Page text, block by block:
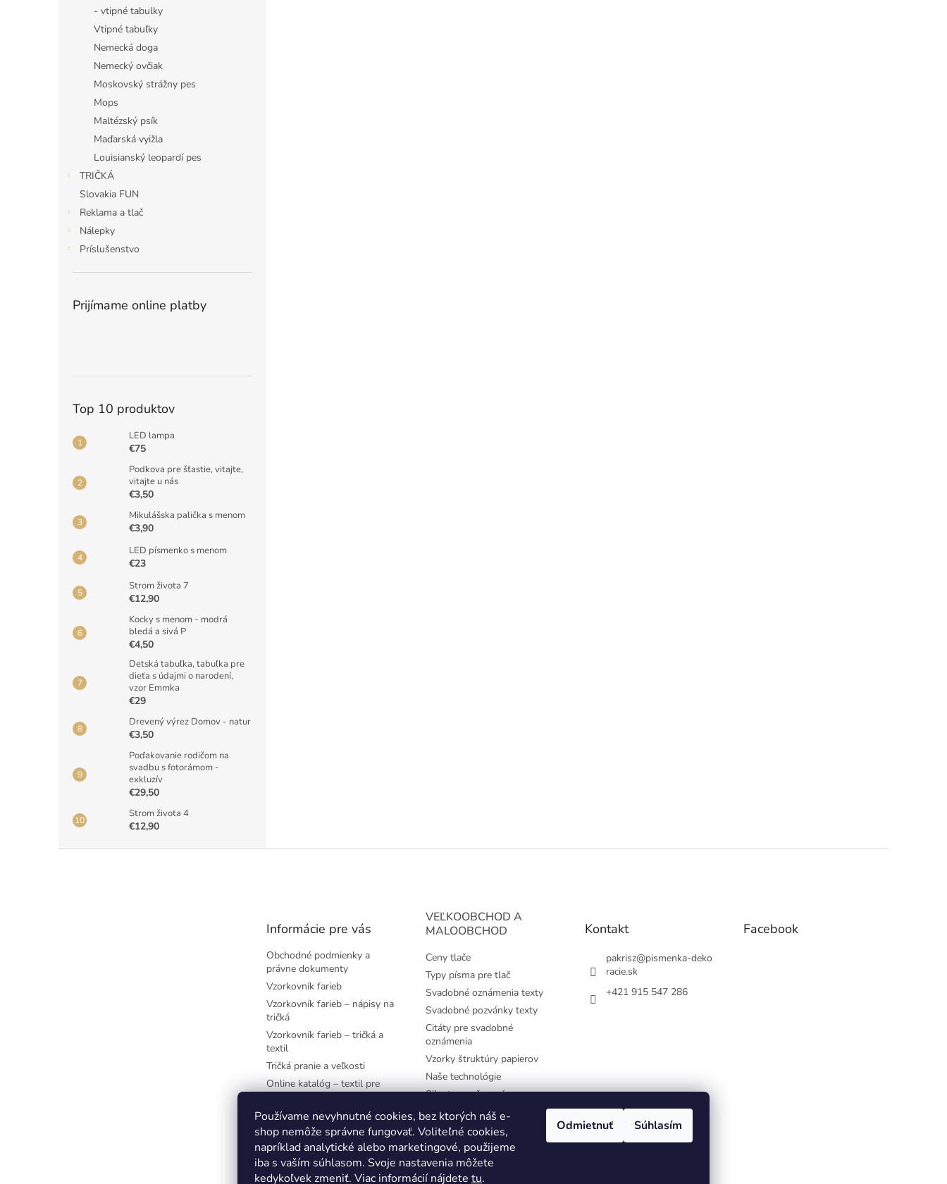
Používame nevyhnutné cookies, bez ktorých náš e-
shop nemôže správne fungovať. Voliteľné cookies,
napríklad analytické alebo marketingové, použijeme
iba s vaším súhlasom. Svoje nastavenia môžete
kedykoľvek zmeniť. Viac informácií nájdete tu.
Odmietnuť Súhlasím
- vtipné tabulky
Vtipné tabuľky
Nemecká doga
Nemecký ovčiak
Moskovský strážny pes
Mops
Maltézský psík
Maďarská vyižla
Louisianský leopardí pes
TRIČKÁ
Slovakia FUN
Reklama a tlač
Nálepky
Príslušenstvo
Prijímame online platby
Top 10 produktov
LED lampa
€75
Podkova pre šťastie, vitajte,
vitajte u nás
€3,50
Mikulášska palička s menom
€3,90
LED písmenko s menom
€23
Strom života 7
€12,90
Kocky s menom - modrá
bledá a sivá P
€4,50
Detská tabuľka, tabuľka pre
dieťa s údajmi o narodení,
vzor Emmka
€29
Drevený výrez Domov - natur
€3,50
Poďakovanie rodičom na
svadbu s fotorámom -
exkluzív
€29,50
Strom života 4
€12,90
Informácie pre vás
Obchodné podmienky a
právne dokumenty
Vzorkovník farieb
Vzorkovník farieb – nápisy na
tričká
Vzorkovník farieb – tričká a
textil
Tričká pranie a veľkosti
Online katalóg – textil pre
Najčastejšie používané
písmená
Farby-CMYK
Farby-RGB
VEĽKOOBCHOD A
MALOOBCHOD
Ceny tlače
Typy písma pre tlač
Svadobné oznámenia texty
Svadobné pozvánky texty
Citáty pre svadobné
oznámenia
Vzorky štruktúry papierov
Naše technológie
Siluety pre časovú os
Kontakt
pakrisz@pismenka-deko
racie.sk
+421 915 547 286
Facebook